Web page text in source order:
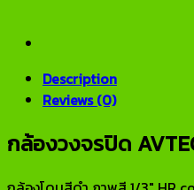
Description
Reviews (0)
กล้องวงจรปิด